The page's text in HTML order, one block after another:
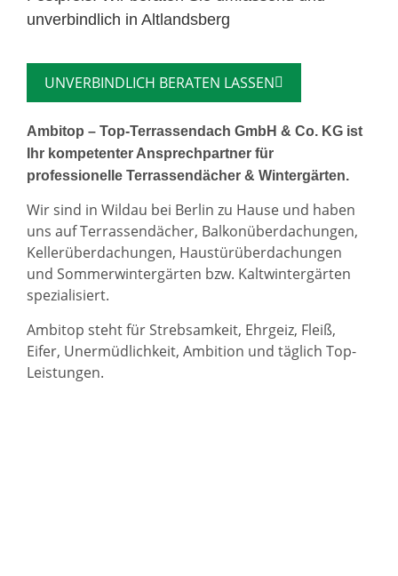
unverbindlich in Altlandsberg
UNVERBINDLICH BERATEN LASSEN
Ambitop – Top-Terrassendach GmbH & Co. KG ist
Ihr kompetenter Ansprechpartner für
professionelle Terrassendächer & Wintergärten.
Wir sind in Wildau bei Berlin zu Hause und haben
uns auf Terrassendächer, Balkonüberdachungen,
Kellerüberdachungen, Haustürüberdachungen
und Sommerwintergärten bzw. Kaltwintergärten
spezialisiert.
Ambitop steht für Strebsamkeit, Ehrgeiz, Fleiß,
Eifer, Unermüdlichkeit, Ambition und täglich Top-
Leistungen.